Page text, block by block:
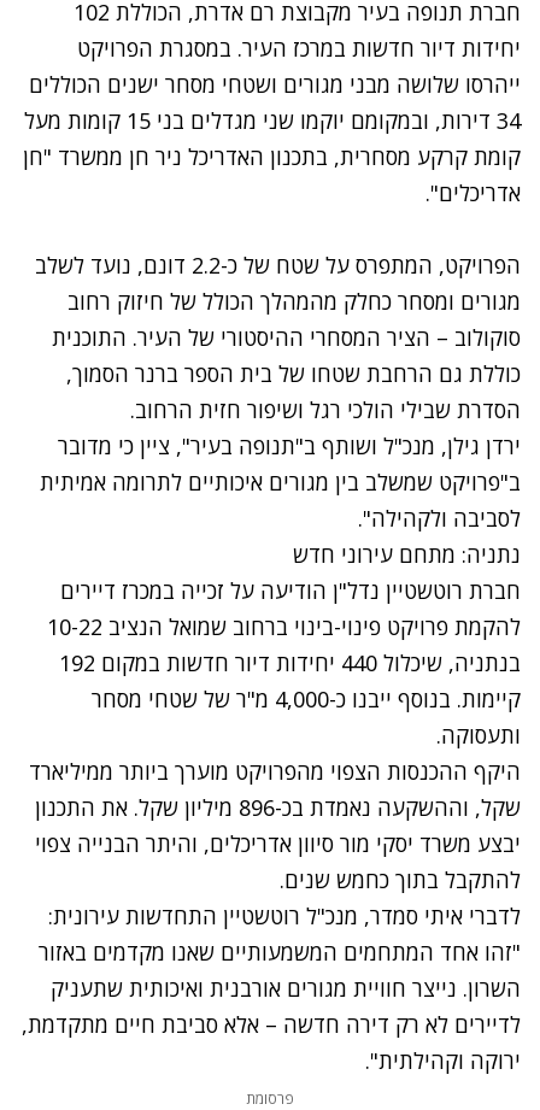
חברת תנופה בעיר מקבוצת רם אדרת, הכוללת 102
יחידות דיור חדשות במרכז העיר. במסגרת הפרויקט
ייהרסו שלושה מבני מגורים ושטחי מסחר ישנים הכוללים
34 דירות, ובמקומם יוקמו שני מגדלים בני 15 קומות מעל
קומת קרקע מסחרית, בתכנון האדריכל ניר חן ממשרד "חן
אדריכלים".
הפרויקט, המתפרס על שטח של כ-2.2 דונם, נועד לשלב
מגורים ומסחר כחלק מהמהלך הכולל של חיזוק רחוב
סוקולוב – הציר המסחרי ההיסטורי של העיר. התוכנית
כוללת גם הרחבת שטחו של בית הספר ברנר הסמוך,
הסדרת שבילי הולכי רגל ושיפור חזית הרחוב.
ירדן גילן, מנכ"ל ושותף ב"תנופה בעיר", ציין כי מדובר
ב"פרויקט שמשלב בין מגורים איכותיים לתרומה אמיתית
לסביבה ולקהילה".
נתניה: מתחם עירוני חדש
חברת רוטשטיין נדל"ן הודיעה על זכייה במכרז דיירים
להקמת פרויקט פינוי-בינוי ברחוב שמואל הנציב 10-22
בנתניה, שיכלול 440 יחידות דיור חדשות במקום 192
קיימות. בנוסף ייבנו כ-4,000 מ"ר של שטחי מסחר
ותעסוקה.
היקף ההכנסות הצפוי מהפרויקט מוערך ביותר ממיליארד
שקל, וההשקעה נאמדת בכ-896 מיליון שקל. את התכנון
יבצע משרד יסקי מור סיוון אדריכלים, והיתר הבנייה צפוי
להתקבל בתוך כחמש שנים.
לדברי איתי סמדר, מנכ"ל רוטשטיין התחדשות עירונית:
"זהו אחד המתחמים המשמעותיים שאנו מקדמים באזור
השרון. נייצר חוויית מגורים אורבנית ואיכותית שתעניק
לדיירים לא רק דירה חדשה – אלא סביבת חיים מתקדמת,
ירוקה וקהילתית".
פרסומת